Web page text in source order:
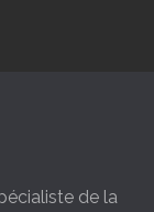
de la